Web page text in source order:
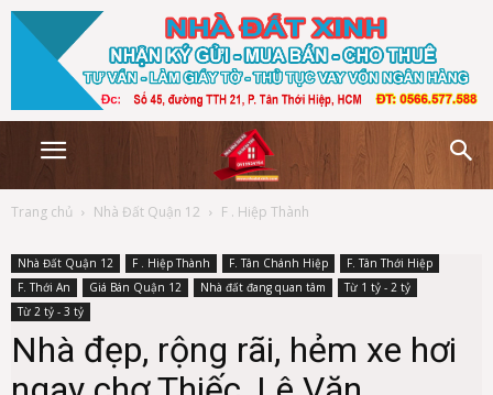
Trang chủ Nhà Đất Quận 12 F . Hiệp Thành
Nhà Đất Quận 12 F . Hiệp Thành F. Tân Chánh Hiệp
F. Tân Thới Hiệp
F. Thới An
Giá Bán Quận 12 Nhà đất đang quan tâm
Từ 1 tỷ - 2 tỷ
Từ 2 tỷ - 3 tỷ
Nhà đẹp, rộng rãi, hẻm xe hơi